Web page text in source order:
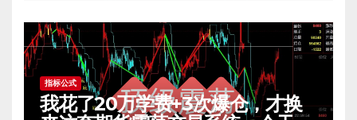
指标公式
我花了20万学费+3次爆仓，才换